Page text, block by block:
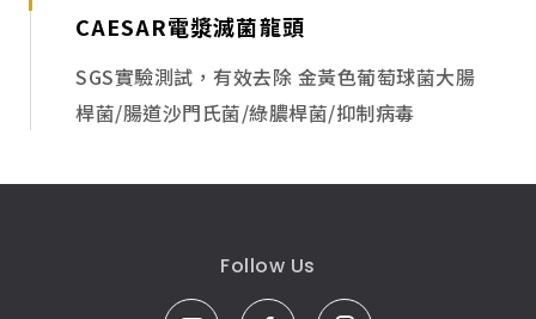
CAESAR電漿滅菌龍頭
SGS實驗測試，有效去除 金黃色葡萄球菌大腸
桿菌/腸道沙門氏菌/綠膿桿菌/抑制病毒
Follow Us